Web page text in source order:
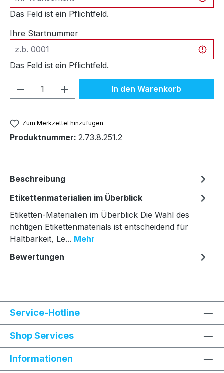
Das Feld ist ein Pflichtfeld.
Ihre Startnummer
Das Feld ist ein Pflichtfeld.
Produkt Anzahl: Gib denIn den Warenkorb
Zum Merkzettel hinzufügen
Produktnummer: 2.73.8.251.2
Beschreibung
Etikettenmaterialien im Überblick
Etiketten-Materialien im Überblick Die Wahl des
richtigen Etikettenmaterials ist entscheidend für
Haltbarkeit, Le... Mehr
Bewertungen
Service-Hotline
Shop Services
Informationen